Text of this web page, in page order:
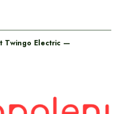
Twingo Electric —